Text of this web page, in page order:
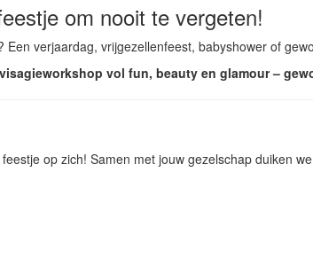
om nooit te vergeten!
verjaardag, vrijgezellenfeest, babyshower of
vol fun, beauty en glamour –
op zich! Samen met jouw gezelschap duiken